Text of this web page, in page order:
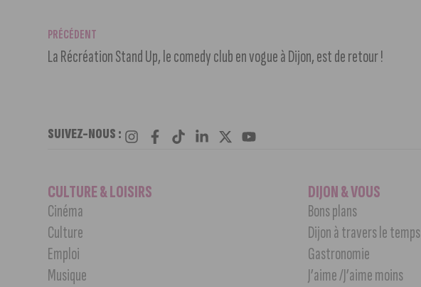
PRÉCÉDENT
La Récréation Stand Up, le comedy club en vogue à Dijon, est de retour !
SUIVEZ-NOUS :
CULTURE & LOISIRS
Cinéma
Culture
Emploi
Musique
DIJON & VOUS
Bons plans
Dijon à travers le temps
Gastronomie
J’aime /J’aime moins